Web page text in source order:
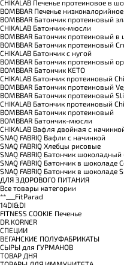
CHIKALAB Печенье протеиновое в
BOMBBAR Печенье низкокалорийное
BOMBBAR Батончик протеиновый
CHIKALAB Батончик-мюсли
BOMBBAR Батончик протеиновый в
BOMBBAR Батончик протеиновый
CHIKALAB Батончик с нугой
BOMBBAR Батончик протеиновый
BOMBBAR Батончик KETO
CHIKALAB Батончик протеиновый
BOMBBAR Батончик протеиновый
BOMBBAR Батончик протеиновый
CHIKALAB Батончик протеиновый
BOMBBAR Батончик протеиновый
BOMBBAR Батончик-мюсли
CHIKALAB Вафля двойная с
SNAQ FABRIQ Вафли с начинкой
SNAQ FABRIQ Хлебцы рисовые
SNAQ FABRIQ Батончик
SNAQ FABRIQ Батончик в шоколаде
SNAQ FABRIQ Батончик в шоколаде
ДЛЯ ЗДОРОВОГО ПИТАНИЯ
Все товары категории
**___FitParad
14DI&DI
FITNESS COOKIE Печенье
DR.KORNER
СПЕЦИИ
ВЕГАНСКИЕ ПОЛУФАБРИКАТЫ
СЫРЫ для ГУРМАНОВ
TОВАР ДНЯ